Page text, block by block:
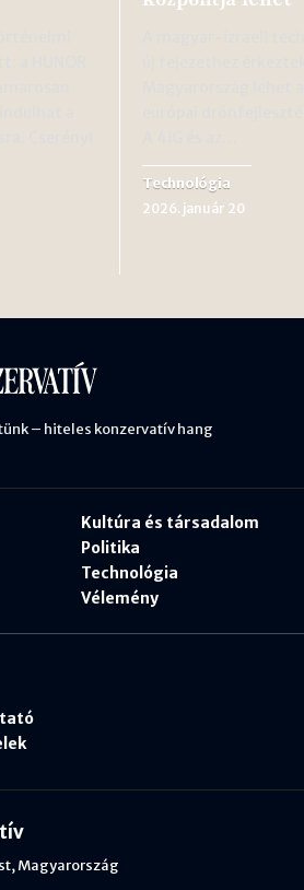
Technológia
2026. január 20
– hiteles konzervatív hang
Kultúra és társadalom
Politika
Technológia
Vélemény
Magyarország